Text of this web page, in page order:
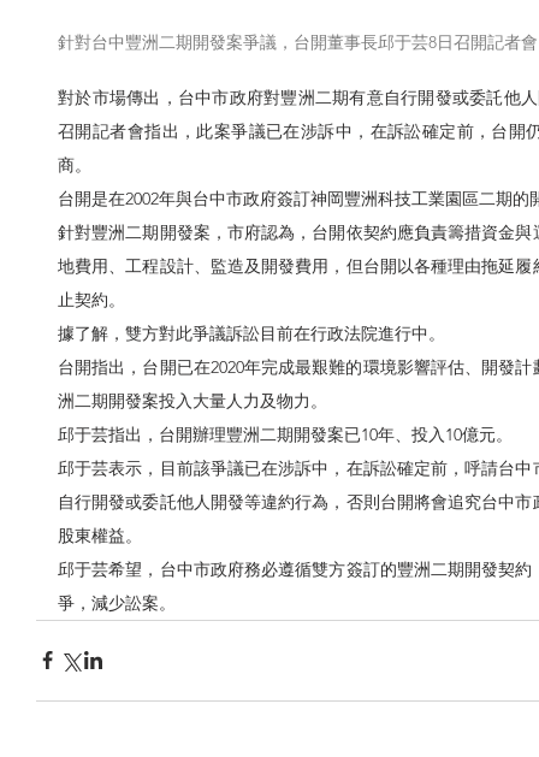
針對台中豐洲二期開發案爭議，台開董事長邱于芸8日召開記者
對於市場傳出，台中市政府對豐洲二期有意自行開發或委託他
召開記者會指出，此案爭議已在涉訴中，在訴訟確定前，台開
商。
台開是在2002年與台中市政府簽訂神岡豐洲科技工業園區二期的
針對豐洲二期開發案，市府認為，台開依契約應負責籌措資金
地費用、工程設計、監造及開發費用，但台開以各種理由拖延
止契約。
據了解，雙方對此爭議訴訟目前在行政法院進行中。
台開指出，台開已在2020年完成最艱難的環境影響評估、開發
洲二期開發案投入大量人力及物力。
邱于芸指出，台開辦理豐洲二期開發案已10年、投入10億元。
邱于芸表示，目前該爭議已在涉訴中，在訴訟確定前，呼請台
自行開發或委託他人開發等違約行為，否則台開將會追究台中
股東權益。
邱于芸希望，台中市政府務必遵循雙方簽訂的豐洲二期開發契
爭，減少訟案。